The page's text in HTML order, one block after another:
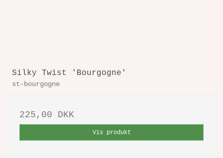
Silky Twist 'Bourgogne'
st-bourgogne
225,00 DKK
Vis produkt